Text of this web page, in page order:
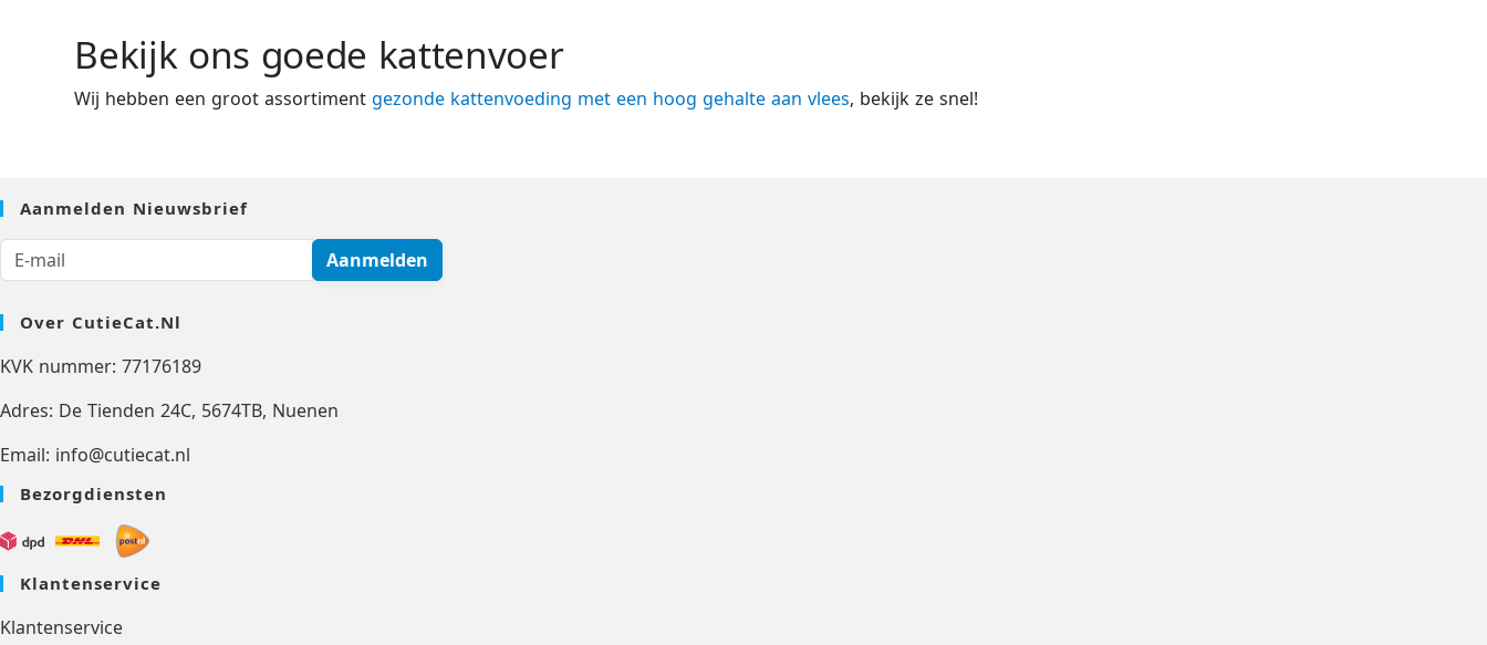
Bekijk ons goede kattenvoer
Wij hebben een groot assortimentgezonde kattenvoeding met een hoog gehalte aan vlees, bekijk ze snel!
Aanmelden Nieuwsbrief
Aanmelden
Over CutieCat.nl
KVK nummer: 77176189
Adres: De Tienden 24C, 5674TB, Nuenen
Email: info@cutiecat.nl
Bezorgdiensten
Klantenservice
Klantenservice